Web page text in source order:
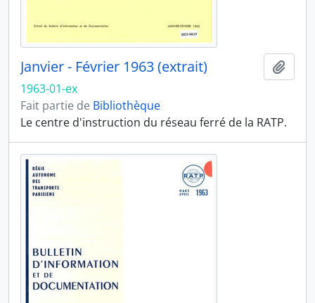
Janvier - Février 1963 (extrait)
1963-01-ex
Fait partie de Bibliothèque
Le centre d'instruction du réseau ferré de la RATP.